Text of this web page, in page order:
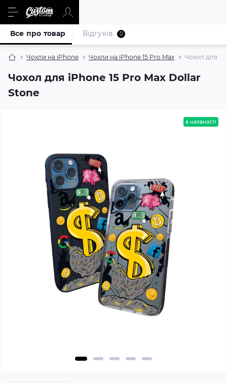
Чохли на iPhone Чохли на iPhone 15 Pro Max Чохол для
Чохол для iPhone 15 Pro Max Dollar
Stone
Все про товар Відгуків 0
в наявності